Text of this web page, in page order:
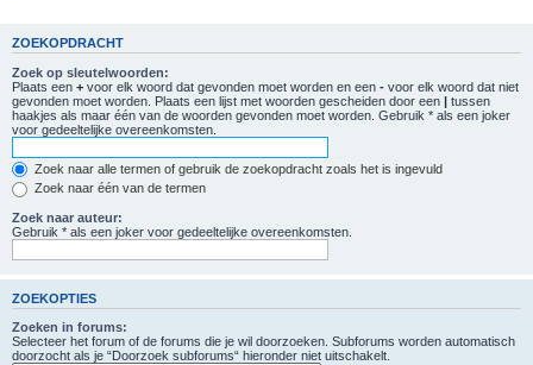
ZOEKOPDRACHT
Zoek op sleutelwoorden:
Plaats een + voor elk woord dat gevonden moet worden en een - voor elk woord dat niet
gevonden moet worden. Plaats een lijst met woorden gescheiden door een | tussen
haakjes als maar één van de woorden gevonden moet worden. Gebruik * als een joker
voor gedeeltelijke overeenkomsten.
Zoek naar alle termen of gebruik de zoekopdracht zoals het is ingevuld
Zoek naar één van de termen
Zoek naar auteur:
Gebruik * als een joker voor gedeeltelijke overeenkomsten.
ZOEKOPTIES
Zoeken in forums:
Selecteer het forum of de forums die je wil doorzoeken. Subforums worden automatisch
doorzocht als je “Doorzoek subforums“ hieronder niet uitschakelt.